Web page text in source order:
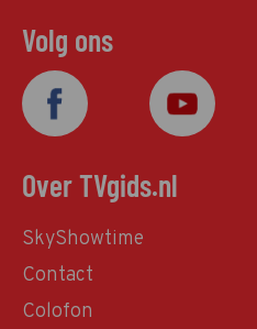
Volg ons
Over TVgids.nl
SkyShowtime
Contact
Colofon